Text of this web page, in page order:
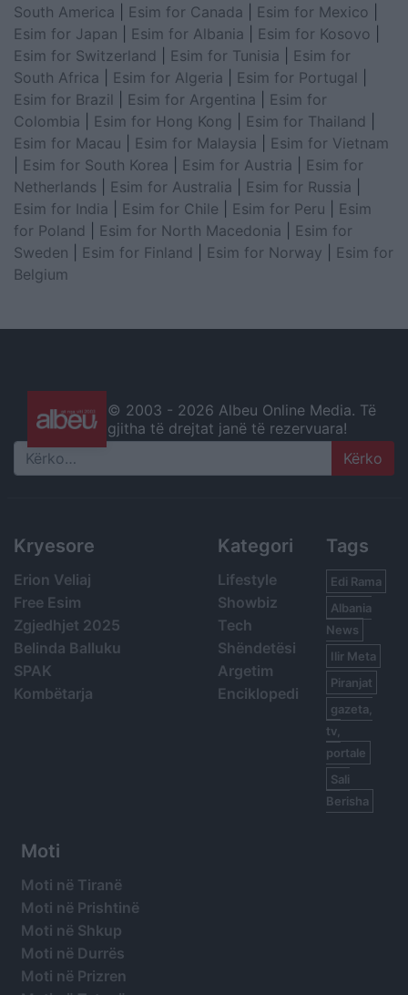
South America
Esim for Canada Esim for Mexico
Esim for Japan
Esim for Albania Esim for Kosovo
Esim for Switzerland
Esim for Tunisia
Esim for
South Africa
Esim for Algeria Esim for Portugal
Esim for Brazil
Esim for Argentina
Esim for
Colombia
Esim for Hong Kong Esim for Thailand
Esim for Macau
Esim for Malaysia
Esim for Vietnam
Esim for South Korea Esim for Austria
Esim for
Netherlands
Esim for Australia Esim for Russia
Esim for India
Esim for Chile Esim for Peru
Esim
for Poland
Esim for North Macedonia
Esim for
Sweden
Esim for Finland Esim for Norway
Esim for
Belgium
© 2003 - 2026 Albeu Online Media. Të
gjitha të drejtat janë të rezervuara!
Search
Kryesore
Erion Veliaj
Free Esim
Zgjedhjet 2025
Belinda Balluku
SPAK
Kombëtarja
Kategori
Lifestyle
Showbiz
Tech
Shëndetësi
Argetim
Enciklopedi
Tags
Edi Rama
Albania
News
Ilir Meta
Piranjat
gazeta,
tv,
portale
Sali
Berisha
Moti
Moti në Tiranë
Moti në Prishtinë
Moti në Shkup
Moti në Durrës
Moti në Prizren